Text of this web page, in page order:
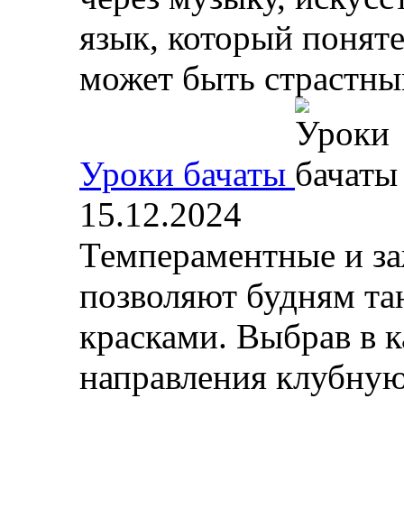
язык, который
может быть
Уроки бачаты
15.12.2024
Темпераментные и
позволяют будням
красками. Выбрав в
направления